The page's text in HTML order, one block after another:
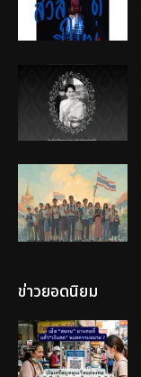
ข่าวยอดนิยม